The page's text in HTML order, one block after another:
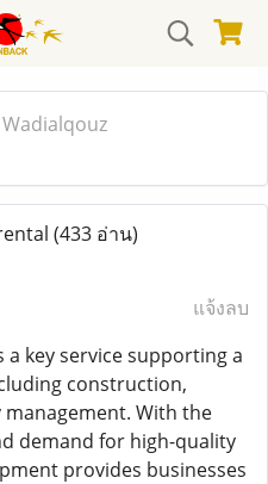
Wadialqouz
(433 อ่าน)
แจ้งลบ
a key service supporting a
construction,
With the
demand for high-quality
provides businesses